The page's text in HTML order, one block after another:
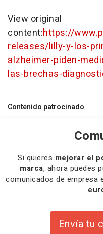
View original
content:https://
releases/lilly-y-los-
alzheimer-piden-
las-brechas-
Contenido patrocinado
Si quieres mejorar el
marca, ahora puedes
comunicados de empresa
Envía tu